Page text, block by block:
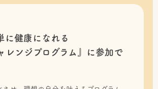
に健康になれる
レンジプログラム』に 参加で